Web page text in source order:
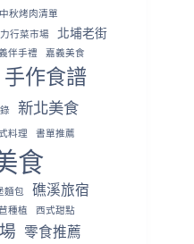
中秋烤肉清單
力行菜市場
北埔老街
伴手禮 嘉義美食
手作食譜
新北美食
料理 書單推薦
食
麵包 礁溪旅宿
種植 西式甜點
零食推薦